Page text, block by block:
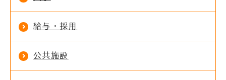
給与・採用
公共施設